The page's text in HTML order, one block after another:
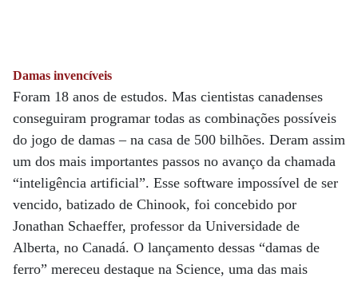
Damas invencíveis
Foram 18 anos de estudos. Mas cientistas canadenses
conseguiram programar todas as combinações possíveis
do jogo de damas – na casa de 500 bilhões. Deram assim
um dos mais importantes passos no avanço da chamada
“inteligência artificial”. Esse software impossível de ser
vencido, batizado de Chinook, foi concebido por
Jonathan Schaeffer, professor da Universidade de
Alberta, no Canadá. O lançamento dessas “damas de
ferro” mereceu destaque na Science, uma das mais